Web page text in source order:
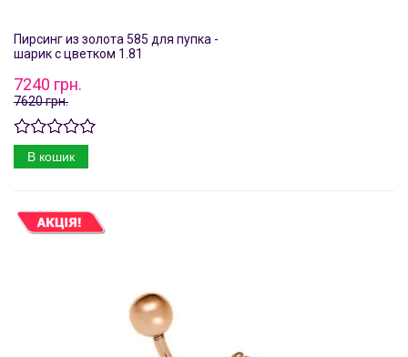
Пирсинг из золота 585 для пупка -
шарик с цветком 1.81
7240 грн.
7620 грн.
В кошик